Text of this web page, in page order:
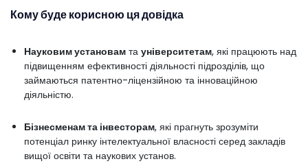
Кому буде корисною ця довідка
Науковим установам та університетам, які працюють над
підвищенням ефективності діяльності підрозділів, що
займаються патентно-ліцензійною та інноваційною
діяльністю.
Бізнесменам та інвесторам, які прагнуть зрозуміти
потенціал ринку інтелектуальної власності серед закладів
вищої освіти та наукових установ.